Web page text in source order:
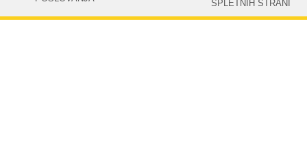
SPLETNIH STRANI